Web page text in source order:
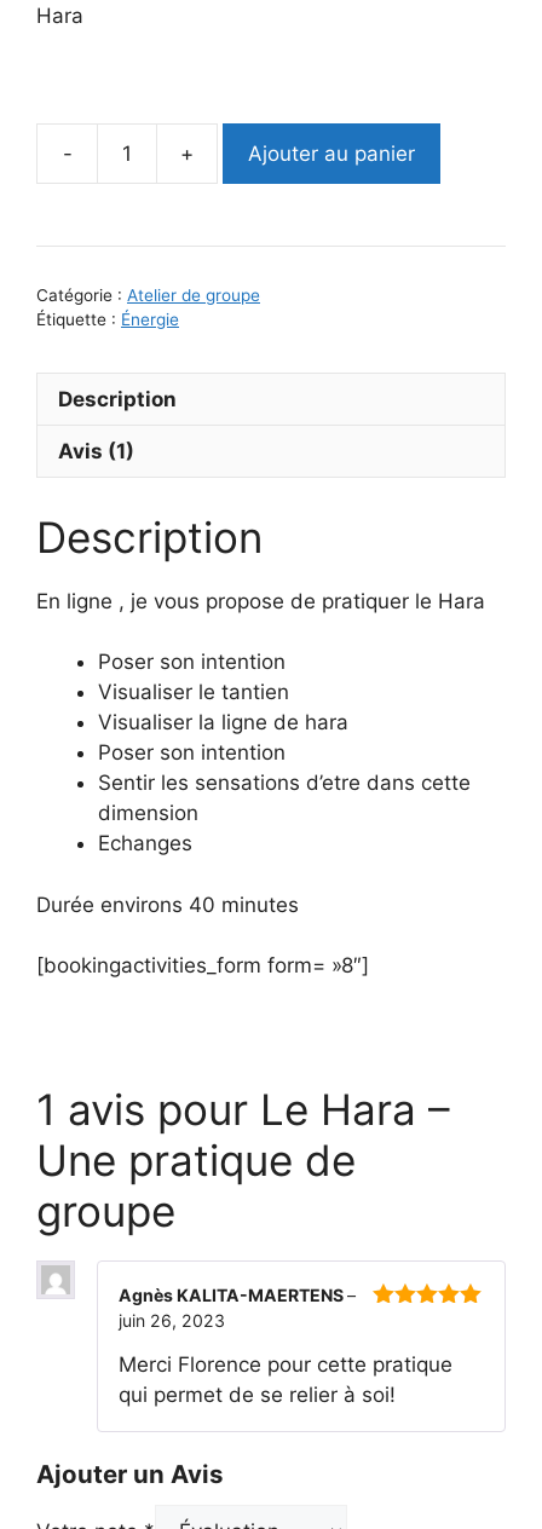
Hara
quantité
-
de
Ajouter au panier
Catégorie : Atelier de groupe
Étiquette : Énergie
Description
Avis (1)
Description
En ligne , je vous propose de pratiquer le Hara
Poser son intention
Visualiser le tantien
Visualiser la ligne de hara
Poser son intention
Sentir les sensations d’etre dans cette
dimension
Echanges
Durée environs 40 minutes
[bookingactivities_form form= »8″]
1 avis pour Le Hara –
Une pratique de
groupe
Agnès KALITA-MAERTENS–
juin 26, 2023
Merci Florence pour cette pratique
qui permet de se relier à soi!
Ajouter un Avis